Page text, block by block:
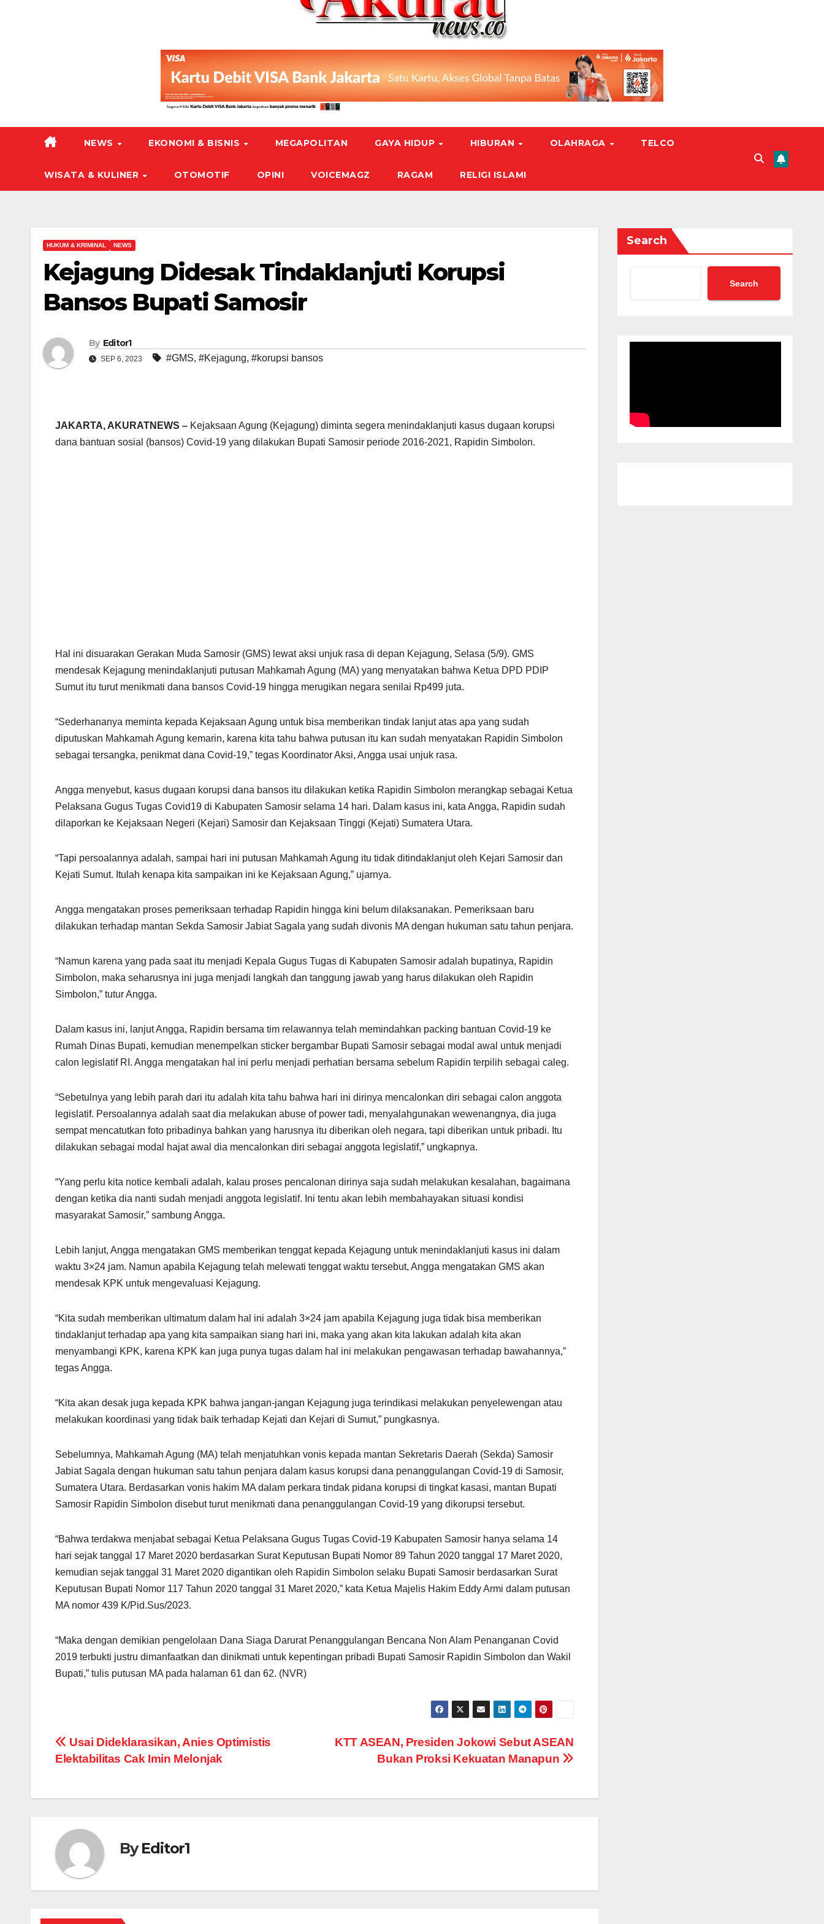
NEWS EKONOMI & BISNIS MEGAPOLITAN GAYA HIDUP HIBURAN OLAHRAGA TELCO
WISATA & KULINER OTOMOTIF OPINI VOICEMAGZ RAGAM RELIGI ISLAMI
HUKUM & KRIMINAL NEWS
Kejagung Didesak Tindaklanjuti Korupsi
Bansos Bupati Samosir
By Editor1
SEP 6, 2023 #GMS, #Kejagung, #korupsi bansos
JAKARTA, AKURATNEWS – Kejaksaan Agung (Kejagung) diminta segera menindaklanjuti kasus dugaan korupsi
dana bantuan sosial (bansos) Covid-19 yang dilakukan Bupati Samosir periode 2016-2021, Rapidin Simbolon.
Hal ini disuarakan Gerakan Muda Samosir (GMS) lewat aksi unjuk rasa di depan Kejagung, Selasa (5/9). GMS
mendesak Kejagung menindaklanjuti putusan Mahkamah Agung (MA) yang menyatakan bahwa Ketua DPD PDIP
Sumut itu turut menikmati dana bansos Covid-19 hingga merugikan negara senilai Rp499 juta.
“Sederhananya meminta kepada Kejaksaan Agung untuk bisa memberikan tindak lanjut atas apa yang sudah
diputuskan Mahkamah Agung kemarin, karena kita tahu bahwa putusan itu kan sudah menyatakan Rapidin Simbolon
sebagai tersangka, penikmat dana Covid-19,” tegas Koordinator Aksi, Angga usai unjuk rasa.
Angga menyebut, kasus dugaan korupsi dana bansos itu dilakukan ketika Rapidin Simbolon merangkap sebagai Ketua
Pelaksana Gugus Tugas Covid19 di Kabupaten Samosir selama 14 hari. Dalam kasus ini, kata Angga, Rapidin sudah
dilaporkan ke Kejaksaan Negeri (Kejari) Samosir dan Kejaksaan Tinggi (Kejati) Sumatera Utara.
“Tapi persoalannya adalah, sampai hari ini putusan Mahkamah Agung itu tidak ditindaklanjut oleh Kejari Samosir dan
Kejati Sumut. Itulah kenapa kita sampaikan ini ke Kejaksaan Agung,” ujarnya.
Angga mengatakan proses pemeriksaan terhadap Rapidin hingga kini belum dilaksanakan. Pemeriksaan baru
dilakukan terhadap mantan Sekda Samosir Jabiat Sagala yang sudah divonis MA dengan hukuman satu tahun penjara.
“Namun karena yang pada saat itu menjadi Kepala Gugus Tugas di Kabupaten Samosir adalah bupatinya, Rapidin
Simbolon, maka seharusnya ini juga menjadi langkah dan tanggung jawab yang harus dilakukan oleh Rapidin
Simbolon,” tutur Angga.
Dalam kasus ini, lanjut Angga, Rapidin bersama tim relawannya telah memindahkan packing bantuan Covid-19 ke
Rumah Dinas Bupati, kemudian menempelkan sticker bergambar Bupati Samosir sebagai modal awal untuk menjadi
calon legislatif RI. Angga mengatakan hal ini perlu menjadi perhatian bersama sebelum Rapidin terpilih sebagai caleg.
“Sebetulnya yang lebih parah dari itu adalah kita tahu bahwa hari ini dirinya mencalonkan diri sebagai calon anggota
legislatif. Persoalannya adalah saat dia melakukan abuse of power tadi, menyalahgunakan wewenangnya, dia juga
sempat mencatutkan foto pribadinya bahkan yang harusnya itu diberikan oleh negara, tapi diberikan untuk pribadi. Itu
dilakukan sebagai modal hajat awal dia mencalonkan diri sebagai anggota legislatif,” ungkapnya.
“Yang perlu kita notice kembali adalah, kalau proses pencalonan dirinya saja sudah melakukan kesalahan, bagaimana
dengan ketika dia nanti sudah menjadi anggota legislatif. Ini tentu akan lebih membahayakan situasi kondisi
masyarakat Samosir,” sambung Angga.
Lebih lanjut, Angga mengatakan GMS memberikan tenggat kepada Kejagung untuk menindaklanjuti kasus ini dalam
waktu 3×24 jam. Namun apabila Kejagung telah melewati tenggat waktu tersebut, Angga mengatakan GMS akan
mendesak KPK untuk mengevaluasi Kejagung.
“Kita sudah memberikan ultimatum dalam hal ini adalah 3×24 jam apabila Kejagung juga tidak bisa memberikan
tindaklanjut terhadap apa yang kita sampaikan siang hari ini, maka yang akan kita lakukan adalah kita akan
menyambangi KPK, karena KPK kan juga punya tugas dalam hal ini melakukan pengawasan terhadap bawahannya,”
tegas Angga.
“Kita akan desak juga kepada KPK bahwa jangan-jangan Kejagung juga terindikasi melakukan penyelewengan atau
melakukan koordinasi yang tidak baik terhadap Kejati dan Kejari di Sumut,” pungkasnya.
Sebelumnya, Mahkamah Agung (MA) telah menjatuhkan vonis kepada mantan Sekretaris Daerah (Sekda) Samosir
Jabiat Sagala dengan hukuman satu tahun penjara dalam kasus korupsi dana penanggulangan Covid-19 di Samosir,
Sumatera Utara. Berdasarkan vonis hakim MA dalam perkara tindak pidana korupsi di tingkat kasasi, mantan Bupati
Samosir Rapidin Simbolon disebut turut menikmati dana penanggulangan Covid-19 yang dikorupsi tersebut.
“Bahwa terdakwa menjabat sebagai Ketua Pelaksana Gugus Tugas Covid-19 Kabupaten Samosir hanya selama 14
hari sejak tanggal 17 Maret 2020 berdasarkan Surat Keputusan Bupati Nomor 89 Tahun 2020 tanggal 17 Maret 2020,
kemudian sejak tanggal 31 Maret 2020 digantikan oleh Rapidin Simbolon selaku Bupati Samosir berdasarkan Surat
Keputusan Bupati Nomor 117 Tahun 2020 tanggal 31 Maret 2020,” kata Ketua Majelis Hakim Eddy Armi dalam putusan
MA nomor 439 K/Pid.Sus/2023.
“Maka dengan demikian pengelolaan Dana Siaga Darurat Penanggulangan Bencana Non Alam Penanganan Covid
2019 terbukti justru dimanfaatkan dan dinikmati untuk kepentingan pribadi Bupati Samosir Rapidin Simbolon dan Wakil
Bupati,” tulis putusan MA pada halaman 61 dan 62. (NVR)
Post
KTT ASEAN, Presiden Jokowi Sebut ASEAN
Bukan Proksi Kekuatan Manapun
Usai Dideklarasikan, Anies Optimistis
Elektabilitas Cak Imin Melonjak
ByEditor1
Search
Search